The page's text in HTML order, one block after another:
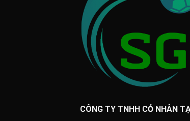
CÔNG TY TNHH CỎ NHÂN